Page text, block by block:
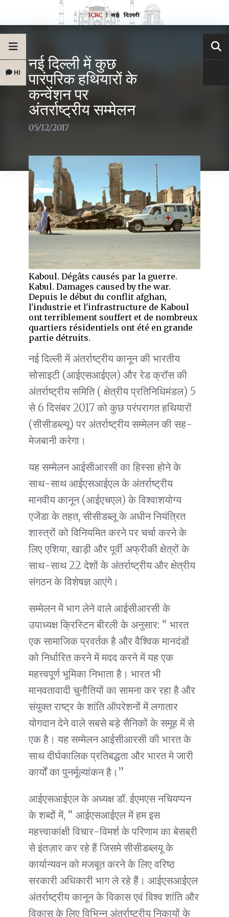
HI नई दिल्ली में कुछ
पारंपरिक हथियारों के
कन्वेंशन पर
अंतर्राष्ट्रीय सम्मेलन
05/12/2017
Kaboul. Dégâts causés par la guerre.
Kabul. Damages caused by the war.
Depuis le début du conflit afghan,
l'industrie et l'infrastructure de Kaboul
ont terriblement souffert et de nombreux
quartiers résidentiels ont été en grande
partie détruits.
नई दिल्ली में अंतर्राष्ट्रीय कानून की भारतीय
सोसाइटी (आईएसआईएल) और रेड क्रॉस की
अंतर्राष्ट्रीय समिति ( क्षेत्रीय प्रतिनिधिमंडल) 5
से 6 दिसंबर 2017 को कुछ परंपरागत हथियारों
(सीसीडब्ल्यू) पर अंतर्राष्ट्रीय सम्मेलन की सह-
मेजबानी करेगा।
यह सम्मेलन आईसीआरसी का हिस्सा होने के
साथ-साथ आईएसआईएल के अंतर्राष्ट्रीय
मानवीय कानून (आईएचएल) के विश्वाशयोग्य
एजेंडा के तहत, सीसीडब्लू के अधीन नियंत्रित
शास्त्रों को विनियमित करने पर चर्चा करने के
लिए एशिया, खाड़ी और पूर्वी अफ्रीकी क्षेत्रों के
साथ-साथ 22 देशों के अंतर्राष्ट्रीय और क्षेत्रीय
संगठन के विशेषज्ञ आएंगे।
सम्मेलन में भाग लेने वाले आईसीआरसी के
उपाध्यक्ष क्रिस्टिन बीरली के अनुसार: “ भारत
एक सामाजिक प्रवर्तक है और वैश्विक मानदंडों
को निर्धारित करने में मदद करने में यह एक
महत्त्वपूर्ण भूमिका निभाता है। भारत भी
मानवतावादी चुनौतियों का सामना कर रहा है और
संयुक्त राष्ट्र के शांति ऑपरेशनों में लगातार
योगदान देने वाले सबसे बड़े सैनिकों के समूह में से
एक है। यह सम्मेलन आईसीआरसी की भारत के
साथ दीर्घकालिक प्रतिबद्धता और भारत मे जारी
कार्यों का पुनर्मूल्यांकन है।”
आईएसआईएल के अध्यक्ष डॉ. ईएमएस नचियप्पन
के शब्दों में, “ आईएसआईएल में हम इस
महत्त्वाकांक्षी विचार-विमर्श के परिणाम का बेसब्री
से इंतज़ार कर रहे हैं जिसमे सीसीडब्लयू के
कार्यान्यवन को मजबूत करने के लिए वरिष्ठ
सरकारी अधिकारी भाग ले रहे हैं। आईएसआईएल
अंतर्राष्ट्रीय कानून के विकास एवं विश्व शांति और
विकास के लिए विभिन्न अंतर्राष्ट्रीय निकायों के